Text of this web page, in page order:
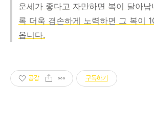
운세가 좋다고 자만하면 복이 달아
록 더욱 겸손하게 노력하면 그 복이
옵니다.
공감 구독하기